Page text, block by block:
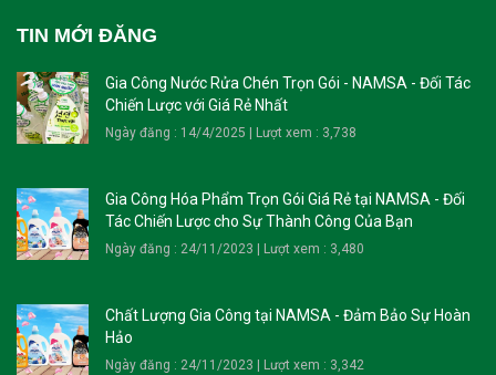
TIN MỚI ĐĂNG
Gia Công Nước Rửa Chén Trọn Gói - NAMSA - Đối Tác
Chiến Lược với Giá Rẻ Nhất
Ngày đăng : 14/4/2025 | Lượt xem : 3,738
Gia Công Hóa Phẩm Trọn Gói Giá Rẻ tại NAMSA - Đối
Tác Chiến Lược cho Sự Thành Công Của Bạn
Ngày đăng : 24/11/2023 | Lượt xem : 3,480
Chất Lượng Gia Công tại NAMSA - Đảm Bảo Sự Hoàn
Hảo
Ngày đăng : 24/11/2023 | Lượt xem : 3,342